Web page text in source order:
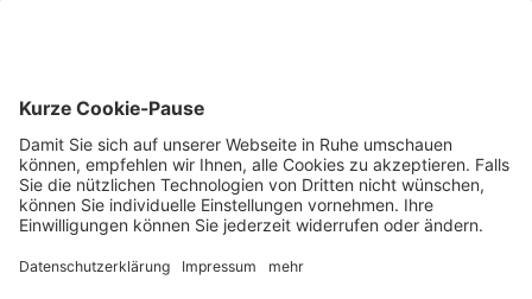
Workshop 3
Umsetzungsplanung
Nachhaltigkeit
Mitmachen
Aktuelles + Service
Aktuelles
Kontakt